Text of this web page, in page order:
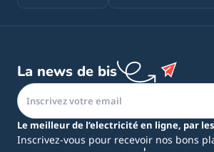
La news de bis
Le meilleur de l’electricité en ligne, par
Inscrivez-vous pour recevoir nos bons